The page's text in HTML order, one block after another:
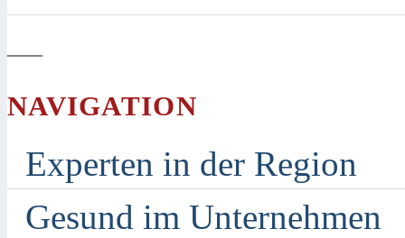
—
NAVIGATION
Experten in der Region
Gesund im Unternehmen